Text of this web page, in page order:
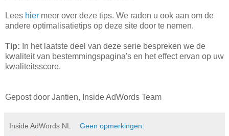
Lees hier meer over deze tips. We raden u ook aan om de
andere optimalisatietips op deze site door te nemen.
Tip: In het laatste deel van deze serie bespreken we de
kwaliteit van bestemmingspagina's en het effect ervan op uw
kwaliteitsscore.
Gepost door Jantien, Inside AdWords Team
Inside AdWords NL Geen opmerkingen: